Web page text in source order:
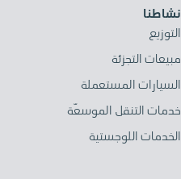
نشاطنا
التوزيع
مبيعات التجزئة
السيارات المستعملة
خدمات التنقل الموسعّة
الخدمات اللوجستية